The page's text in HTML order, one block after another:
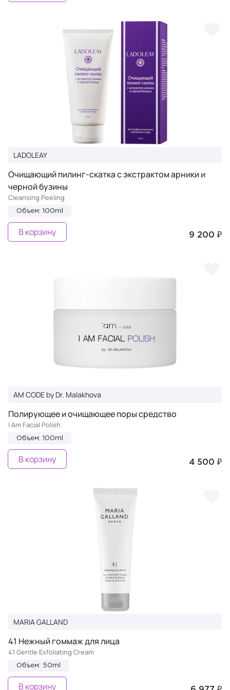
LADOLEAY
Очищающий пилинг-скатка с экстрактом арники и
черной бузины
Cleansing Peeling
Объем: 100ml
9 200 ₽
В корзину
AM CODE by Dr. Malakhova
Полирующее и очищающее поры средство
I Am Facial Polish
Объем: 100ml
4 500 ₽
В корзину
MARIA GALLAND
41 Нежный гоммаж для лица
41 Gentle Exfoliating Cream
Объем: 50ml
В корзину